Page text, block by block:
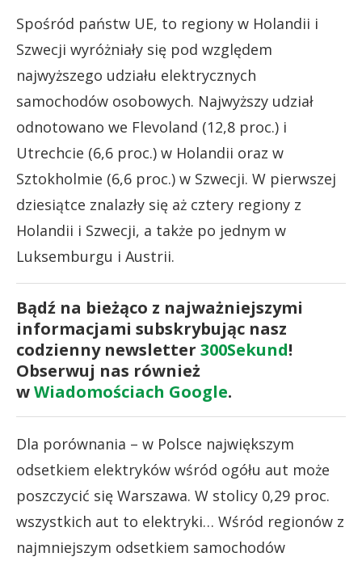
Spośród państw UE, to regiony w Holandii i
Szwecji wyróżniały się pod względem
najwyższego udziału elektrycznych
samochodów osobowych. Najwyższy udział
odnotowano we Flevoland (12,8 proc.) i
Utrechcie (6,6 proc.) w Holandii oraz w
Sztokholmie (6,6 proc.) w Szwecji. W pierwszej
dziesiątce znalazły się aż cztery regiony z
Holandii i Szwecji, a także po jednym w
Luksemburgu i Austrii.
Bądź na bieżąco z najważniejszymi
informacjami subskrybując nasz
codzienny newsletter 300Sekund!
Obserwuj nas również
wWiadomościach Google.
Dla porównania – w Polsce największym
odsetkiem elektryków wśród ogółu aut może
poszczycić się Warszawa. W stolicy 0,29 proc.
wszystkich aut to elektryki… Wśród regionów z
najmniejszym odsetkiem samochodów